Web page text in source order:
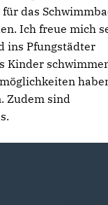
das
Ich freue mich
ins Pfungstädter
Kinder
Zudem sind